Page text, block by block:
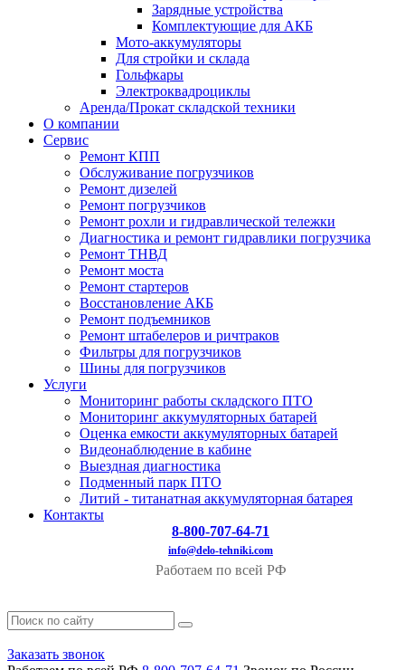
Зарядные устройства
Комплектующие для АКБ
Мото-аккумуляторы
Для стройки и склада
Гольфкары
Электроквадроциклы
Аренда/Прокат складской техники
О компании
Сервис
Ремонт КПП
Обслуживание погрузчиков
Ремонт дизелей
Ремонт погрузчиков
Ремонт рохли и гидравлической тележки
Диагностика и ремонт гидравлики погрузчика
Ремонт ТНВД
Ремонт моста
Ремонт стартеров
Восстановление АКБ
Ремонт подъемников
Ремонт штабелеров и ричтраков
Фильтры для погрузчиков
Шины для погрузчиков
Услуги
Мониторинг работы складского ПТО
Мониторинг аккумуляторных батарей
Оценка емкости аккумуляторных батарей
Видеонаблюдение в кабине
Выездная диагностика
Подменный парк ПТО
Литий - титанатная аккумуляторная батарея
Контакты
8-800-707-64-71
info@delo-tehniki.com
Работаем по всей РФ
Заказать звонок